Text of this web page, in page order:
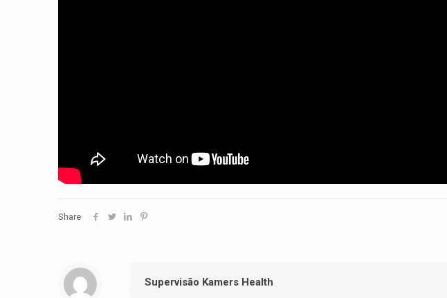
Share
Supervisão Kamers Health